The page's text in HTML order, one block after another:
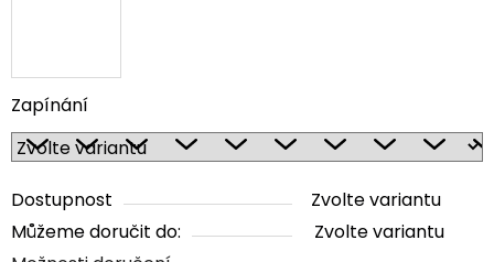
Zapínání
Dostupnost
Zvolte variantu
Můžeme doručit do:
Zvolte variantu